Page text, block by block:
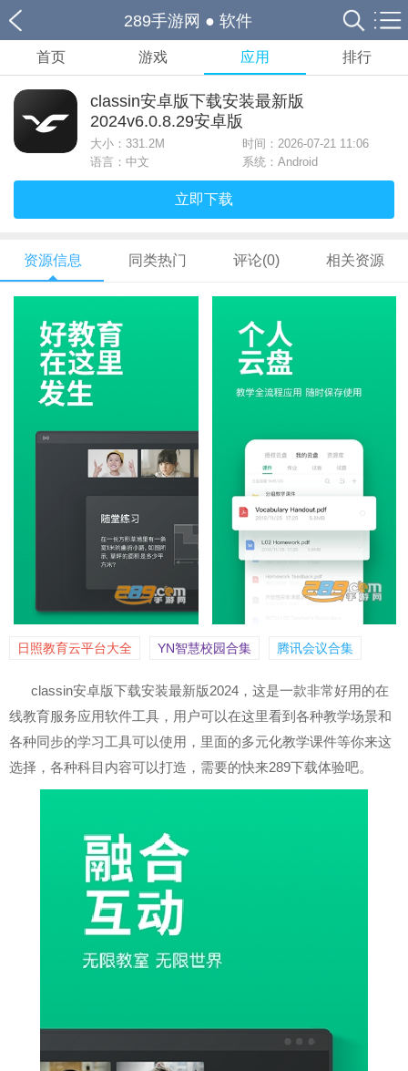
289手游网 ● 软件
首页 游戏 应用 排行
classin安卓版下载安装最新版
2024v6.0.8.29安卓版
大小： 331.2M
时间：2026-07-21 11:06
语言：中文
系统：Android
立即下载
资源信息 同类热门 评论(0) 相关资源
日照教育云平台大全 YN智慧校园合集 腾讯会议合集
classin安卓版下载安装最新版2024，这是一款非常好用的在
线教育服务应用软件工具，用户可以在这里看到各种教学场景和
各种同步的学习工具可以使用，里面的多元化教学课件等你来这
选择，各种科目内容可以打造，需要的快来289下载体验吧。